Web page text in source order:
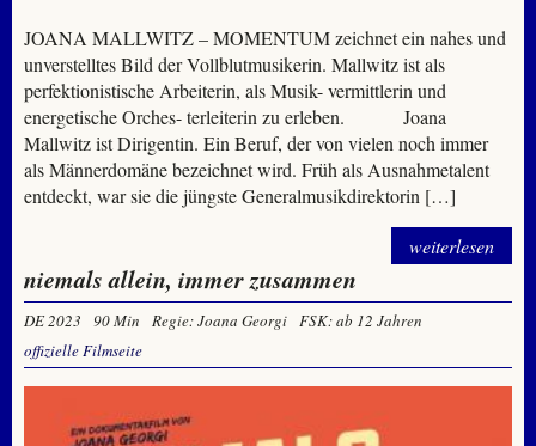
JOANA MALLWITZ – MOMENTUM zeichnet ein nahes und
unverstelltes Bild der Vollblutmusikerin. Mallwitz ist als
perfektionistische Arbeiterin, als Musik- vermittlerin und
energetische Orches- terleiterin zu erleben. Joana
Mallwitz ist Dirigentin. Ein Beruf, der von vielen noch immer
als Männerdomäne bezeichnet wird. Früh als Ausnahmetalent
entdeckt, war sie die jüngste Generalmusikdirektorin […]
weiterlesen
niemals allein, immer zusammen
DE 2023 90 Min Regie: Joana Georgi FSK: ab 12 Jahren
offizielle Filmseite